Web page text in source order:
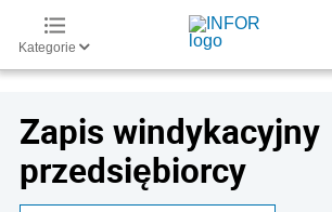
Kategorie
Zapis windykacyjny
przedsiębiorcy